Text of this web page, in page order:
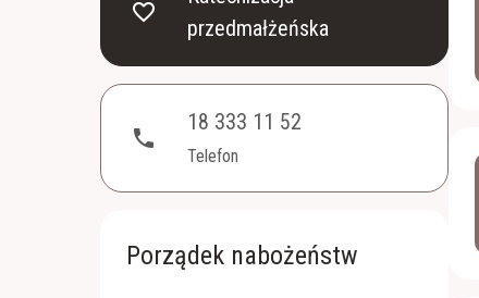
favorite_border
przedmałżeńska
phone
18 333 11 52
Telefon
Porządek nabożeństw